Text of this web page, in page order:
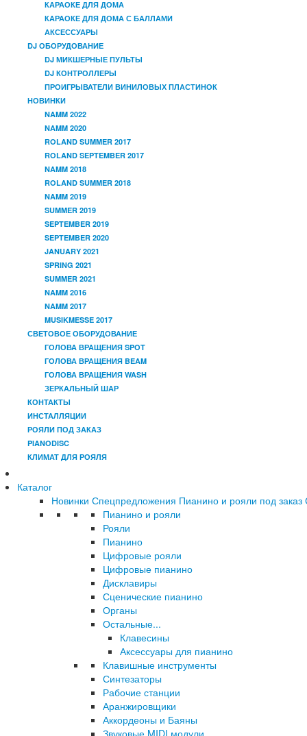
КАРАОКЕ ДЛЯ ДОМА
КАРАОКЕ ДЛЯ ДОМА С БАЛЛАМИ
АКСЕССУАРЫ
DJ ОБОРУДОВАНИЕ
DJ МИКШЕРНЫЕ ПУЛЬТЫ
DJ КОНТРОЛЛЕРЫ
ПРОИГРЫВАТЕЛИ ВИНИЛОВЫХ ПЛАСТИНОК
НОВИНКИ
NAMM 2022
NAMM 2020
ROLAND SUMMER 2017
ROLAND SEPTEMBER 2017
NAMM 2018
ROLAND SUMMER 2018
NAMM 2019
SUMMER 2019
SEPTEMBER 2019
SEPTEMBER 2020
JANUARY 2021
SPRING 2021
SUMMER 2021
NAMM 2016
NAMM 2017
MUSIKMESSE 2017
СВЕТОВОЕ ОБОРУДОВАНИЕ
ГОЛОВА ВРАЩЕНИЯ SPOT
ГОЛОВА ВРАЩЕНИЯ BEAM
ГОЛОВА ВРАЩЕНИЯ WASH
ЗЕРКАЛЬНЫЙ ШАР
КОНТАКТЫ
ИНСТАЛЛЯЦИИ
РОЯЛИ ПОД ЗАКАЗ
PIANODISC
КЛИМАТ ДЛЯ РОЯЛЯ
Каталог
Новинки Спецпредложения Пианино и рояли под заказ
Пианино и рояли
Рояли
Пианино
Цифровые рояли
Цифровые пианино
Дисклавиры
Сценические пианино
Органы
Остальные...
Клавесины
Аксессуары для пианино
Клавишные инструменты
Синтезаторы
Рабочие станции
Аранжировщики
Аккордеоны и Баяны
Звуковые MIDI модули